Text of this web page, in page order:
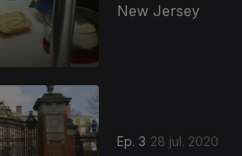
New Jersey
Ep. 3 28 jul. 2020